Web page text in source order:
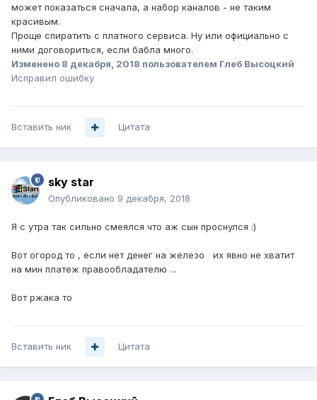
может показаться сначала, а набор каналов - не таким
красивым.
Проще спиратить с платного сервиса. Ну или официально с
ними договориться, если бабла много.
Изменено 8 декабря, 2018 пользователем Глеб Высоцкий
Исправил ошибку
Вставить ник Цитата
sky star
Опубликовано 9 декабря, 2018
Я с утра так сильно смеялся что аж сын проснулся :)
Вот огород то , если нет денег на железо их явно не хватит
на мин платеж правообладателю ...
Вот ржака то
Вставить ник Цитата